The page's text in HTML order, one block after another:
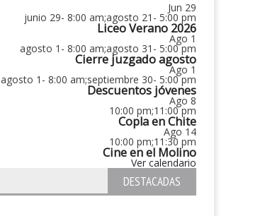
Jun 29
junio 29- 8:00 am;agosto 21- 5:00 pm
Liceo Verano 2026
Ago 1
agosto 1- 8:00 am;agosto 31- 5:00 pm
Cierre juzgado agosto
Ago 1
agosto 1- 8:00 am;septiembre 30- 5:00 pm
Descuentos jóvenes
Ago 8
10:00 pm;11:00 pm
Copla en Chite
Ago 14
10:00 pm;11:30 pm
Cine en el Molino
Ver calendario
DESTACADAS